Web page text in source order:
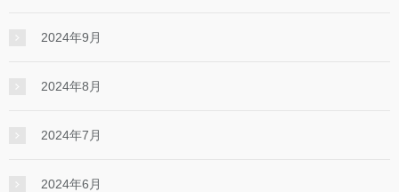
2024年9月
2024年8月
2024年7月
2024年6月